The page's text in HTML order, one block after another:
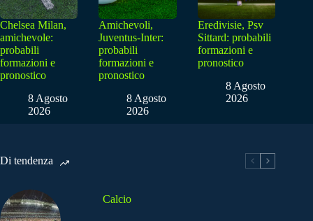
Chelsea Milan,
amichevole:
probabili
formazioni e
pronostico
8 Agosto
2026
Amichevoli,
Juventus-Inter:
probabili
formazioni e
pronostico
8 Agosto
2026
Eredivisie, Psv
Sittard: probabili
formazioni e
pronostico
8 Agosto
2026
Di tendenza
Calcio